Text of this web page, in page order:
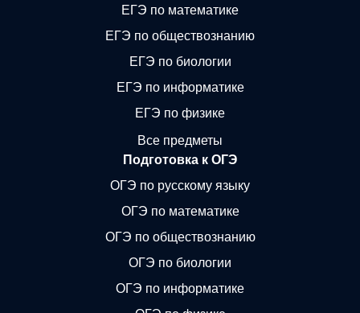
ЕГЭ по математике
ЕГЭ по обществознанию
ЕГЭ по биологии
ЕГЭ по информатике
ЕГЭ по физике
Все предметы
Подготовка к ОГЭ
ОГЭ по русскому языку
ОГЭ по математике
ОГЭ по обществознанию
ОГЭ по биологии
ОГЭ по информатике